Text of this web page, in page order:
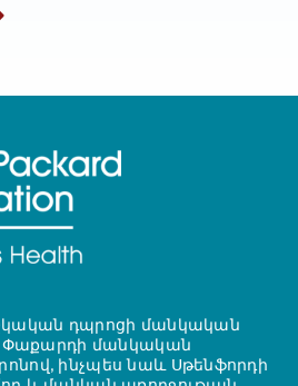
դպրոցի մանկական
Փաքարդի մանկական
ինչպես նաև Սթենֆորդի